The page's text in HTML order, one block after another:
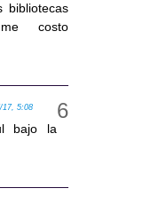
bibliotecas
costo
17, 5:08
bajo la